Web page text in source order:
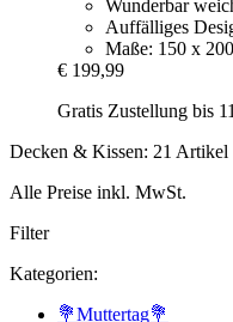
Wunderbar
Auffälliges
Maße: 150 x
€ 199,99
Gratis Zustellung bis
Decken & Kissen: 21 Artikel
Alle Preise inkl. MwSt.
Filter
Kategorien:
💐Muttertag💐